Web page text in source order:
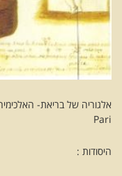
Pari
היסודות :